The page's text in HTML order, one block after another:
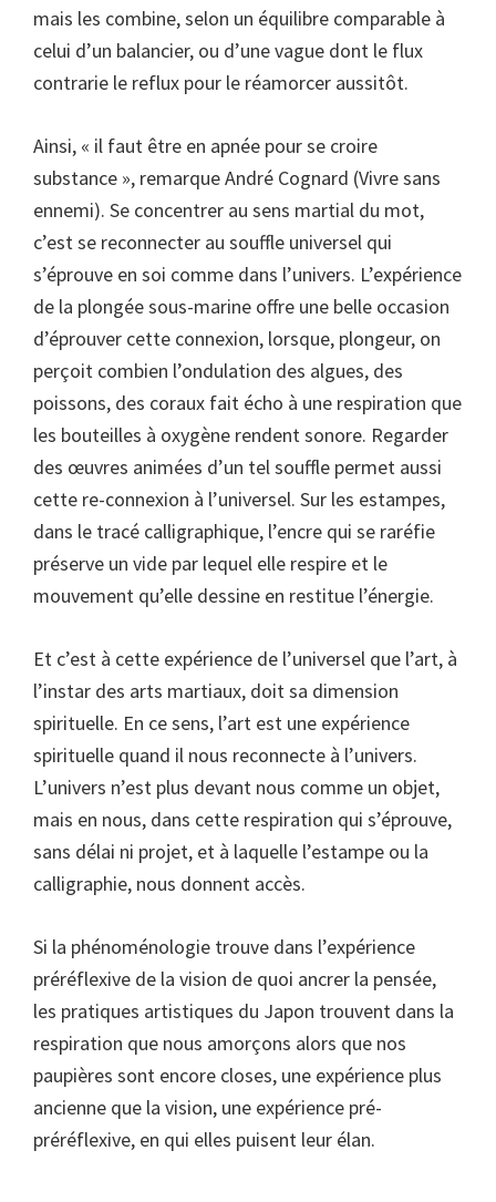
mais les combine, selon un équilibre comparable à
celui d’un balancier, ou d’une vague dont le flux
contrarie le reflux pour le réamorcer aussitôt.
Ainsi, « il faut être en apnée pour se croire
substance », remarque André Cognard (Vivre sans
ennemi). Se concentrer au sens martial du mot,
c’est se reconnecter au souffle universel qui
s’éprouve en soi comme dans l’univers. L’expérience
de la plongée sous-marine offre une belle occasion
d’éprouver cette connexion, lorsque, plongeur, on
perçoit combien l’ondulation des algues, des
poissons, des coraux fait écho à une respiration que
les bouteilles à oxygène rendent sonore. Regarder
des œuvres animées d’un tel souffle permet aussi
cette re-connexion à l’universel. Sur les estampes,
dans le tracé calligraphique, l’encre qui se raréfie
préserve un vide par lequel elle respire et le
mouvement qu’elle dessine en restitue l’énergie.
Et c’est à cette expérience de l’universel que l’art, à
l’instar des arts martiaux, doit sa dimension
spirituelle. En ce sens, l’art est une expérience
spirituelle quand il nous reconnecte à l’univers.
L’univers n’est plus devant nous comme un objet,
mais en nous, dans cette respiration qui s’éprouve,
sans délai ni projet, et à laquelle l’estampe ou la
calligraphie, nous donnent accès.
Si la phénoménologie trouve dans l’expérience
préréflexive de la vision de quoi ancrer la pensée,
les pratiques artistiques du Japon trouvent dans la
respiration que nous amorçons alors que nos
paupières sont encore closes, une expérience plus
ancienne que la vision, une expérience pré-
préréflexive, en qui elles puisent leur élan.